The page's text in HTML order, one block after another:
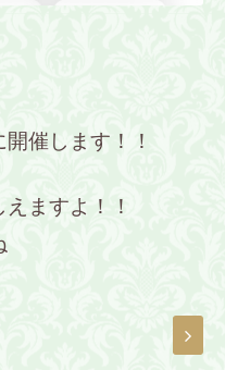
催します！！
ますよ！！